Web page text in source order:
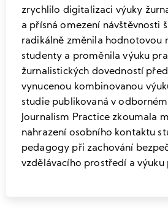
zrychlilo digitalizaci výuky
a přísná omezení návštěvnosti
radikálně změnila hodnotovou
studenty a proměnila výuku
žurnalistických dovedností
vynucenou kombinovanou
studie publikovaná v
Journalism Practice zkoumala
nahrazení osobního kontaktu
pedagogy při zachování
vzdělávacího prostředí a výuku